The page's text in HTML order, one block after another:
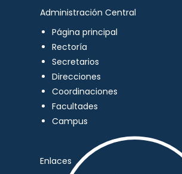
Administración Central
Página principal
Rectoría
Secretarios
Direcciones
Coordinaciones
Facultades
Campus
Enlaces